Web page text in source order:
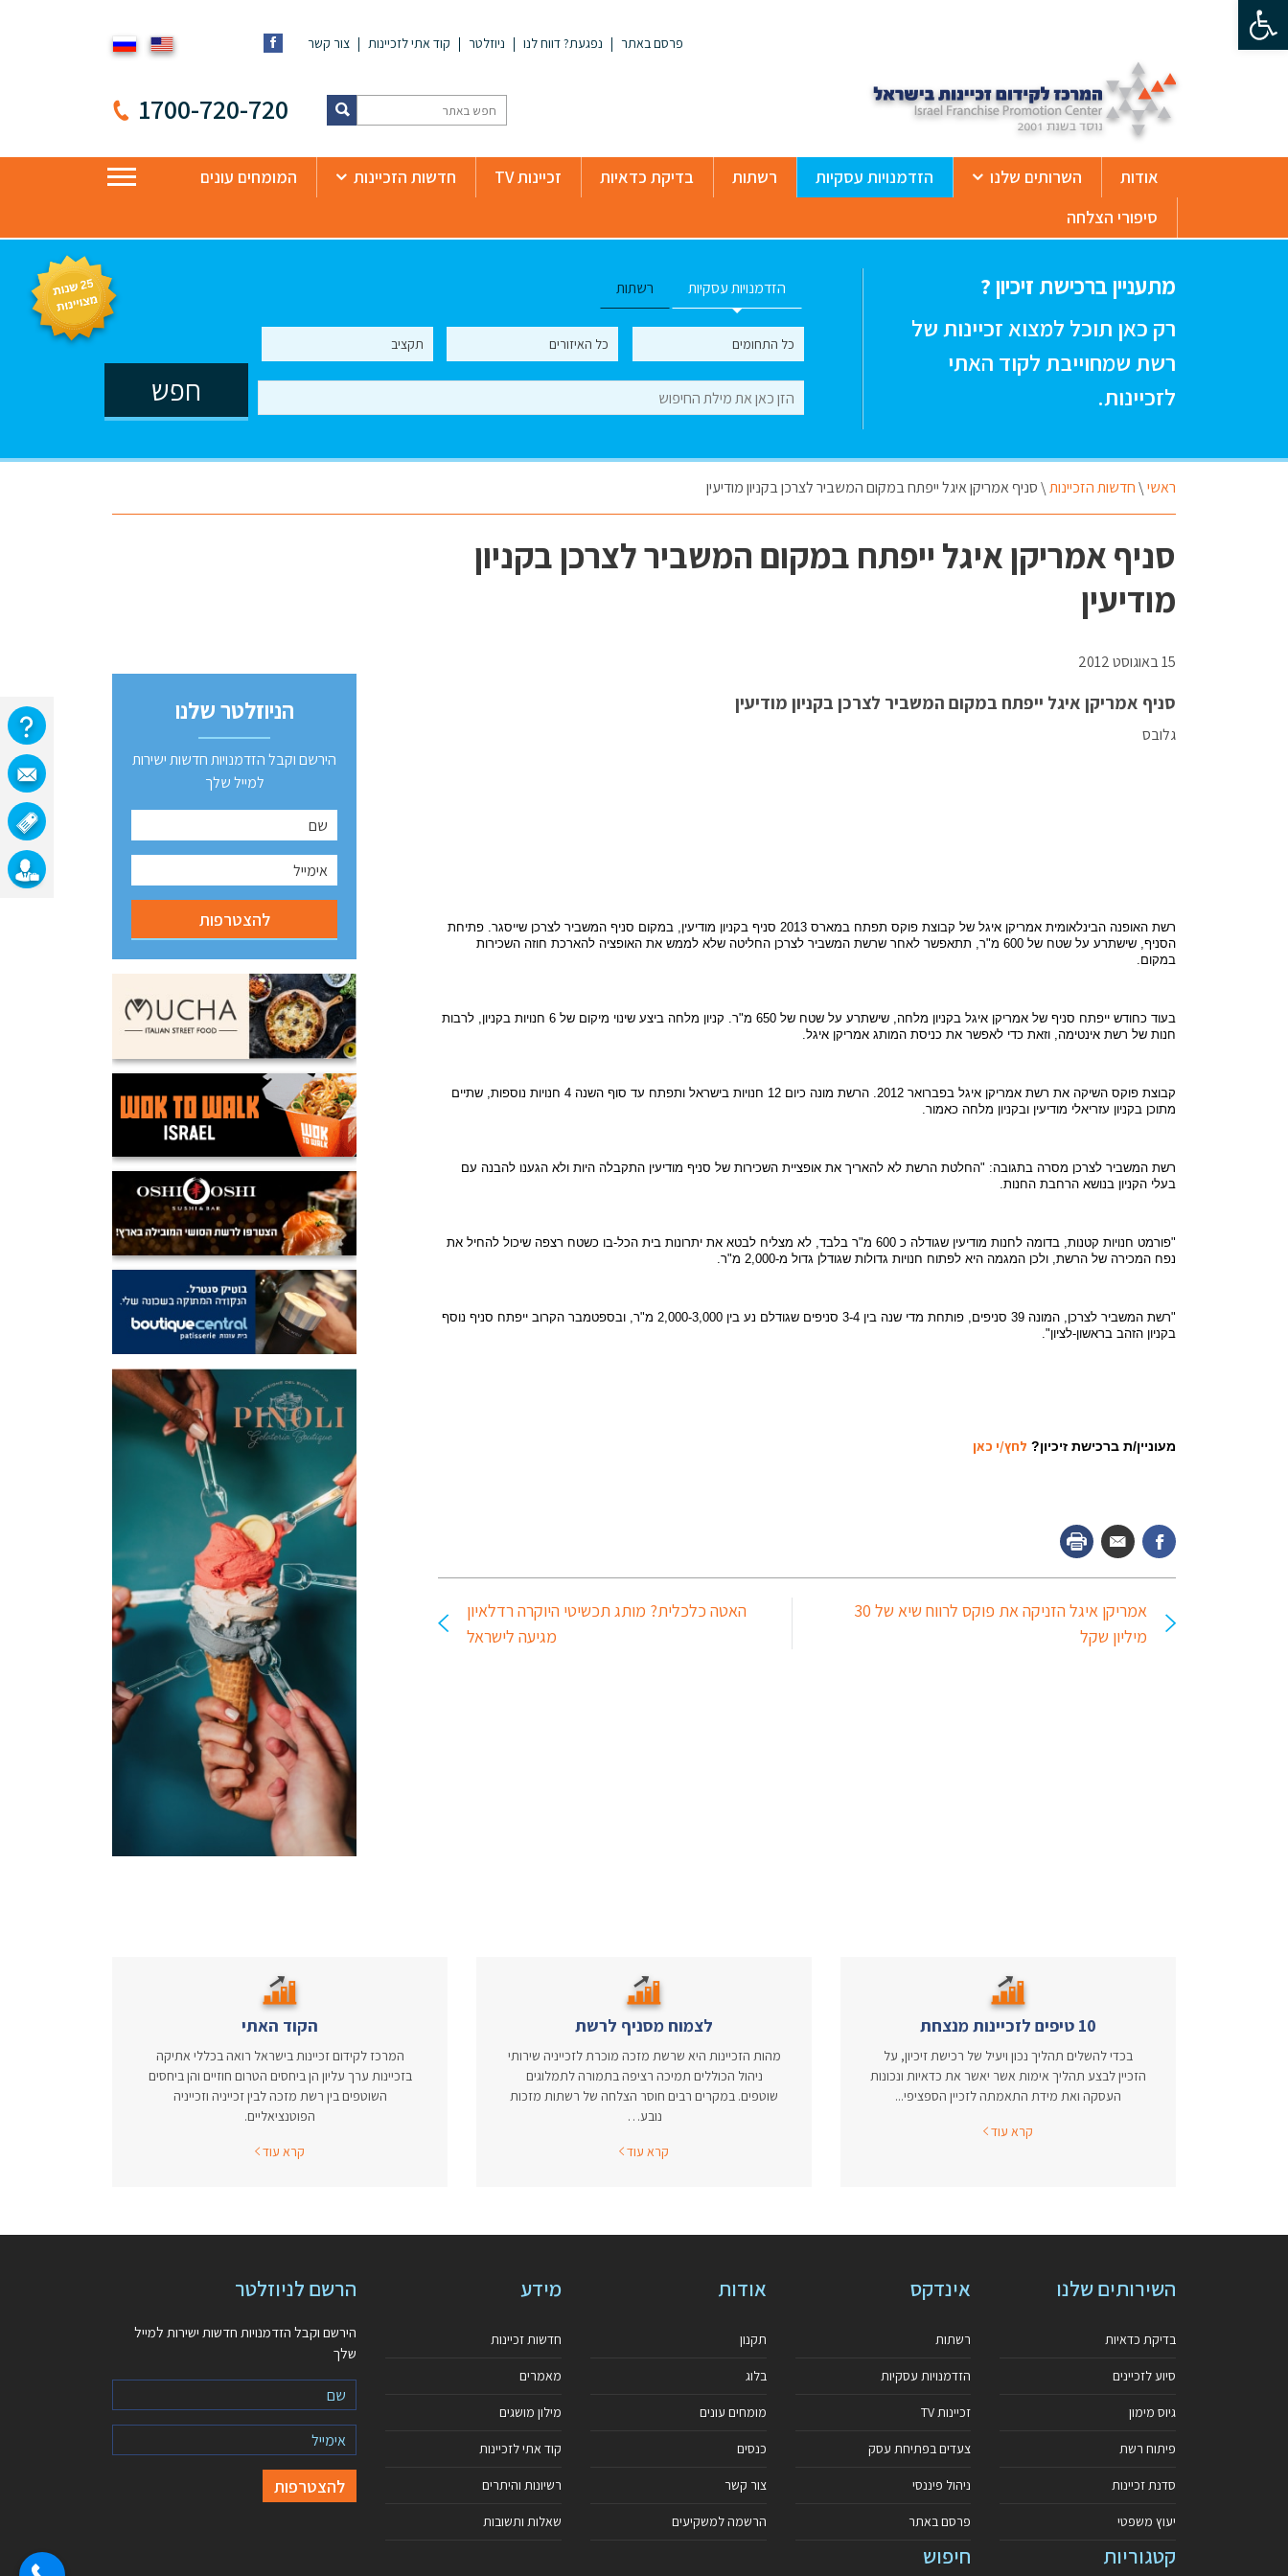
פתח סרגל נגישות
פרסם באתר נפגעת? דווח לנו ניוזלטר קוד אתי לזכיינות צור קשר
1700-720-720
אודות השרותים שלנו הזדמנויות עסקיות רשתות בדיקת כדאיות זכיינות TV חדשות הזכיינות
המומחים עונים
סיפורי הצלחה
מתעניין ברכישת זיכיון ?
רק כאן תוכל למצוא זכיינות של
רשת שמחוייבת לקוד האתי
לזכיינות.
הזדמנויות עסקיות רשתות
ראשי\חדשות הזכיינות\סניף אמריקן איגל ייפתח במקום המשביר לצרכן בקניון מודיעין
סניף אמריקן איגל ייפתח במקום המשביר לצרכן בקניון
מודיעין
15 באוגוסט 2012
סניף אמריקן איגל ייפתח במקום המשביר לצרכן בקניון מודיעין
גלובס
רשת האופנה הבינלאומית אמריקן איגל של קבוצת פוקס תפתח במארס 2013 סניף בקניון מודיעין, במקום סניף המשביר לצרכן שייסגר. פתיחת
הסניף, שישתרע על שטח של 600 מ"ר, תתאפשר לאחר שרשת
המשביר לצרכן החליטה שלא לממש את האופציה להארכת חוזה השכירות
במקום.‏
בעוד כחודש ייפתח סניף של אמריקן איגל בקניון מלחה, שישתרע על שטח של 650 מ"ר .
קניון מלחה ביצע שינוי מיקום של 6 חנויות בקניון, לרבות
חנות של רשת אינטימה, וזאת כדי לאפשר את כניסת המותג אמריקן איגל.‏
קבוצת פוקס השיקה את רשת אמריקן איגל בפברואר 2012. הרשת מונה כיום 12 חנויות בישראל ותפתח עד סוף השנה 4 חנויות נוספות , שתיים
מתוכן בקניון עזריאלי מודיעין ובקניון מלחה כאמור. ‏
רשת המשביר לצרכן מסרה בתגובה: "החלטת הרשת לא להאריך את אופציית השכירות של סניף מודיעין התקבלה היות ולא הגענו להבנה עם
בעלי הקניון בנושא הרחבת החנות. ‏
"פורמט חנויות קטנות, בדומה לחנות מודיעין שגודלה כ 600 מ"ר בלבד, לא מצליח לבטא
את יתרונות בית הכל-בו כשטח רצפה שיכול להחיל את
נפח המכירה של הרשת, ולכן המגמה היא לפתוח חנויות גדולות שגודלן גדול מ-2,000 מ"ר .
"רשת המשביר לצרכן, המונה 39 סניפים, פותחת מדי שנה בין 3-4 סניפים שגודלם נע
בין 2,000-3,000 מ"ר, ובספטמבר הקרוב ייפתח סניף נוסף
בקניון הזהב בראשון-לציון".‏
מעוניין/ת ברכישת זיכיון? לחץ/י כאן
אמריקן איגל הזניקה את פוקס לרווח שיא של 30
מיליון שקל
האטה כלכלית? מותג תכשיטי היוקרה רדלאיון
מגיעה לישראל
הניוזלטר שלנו
הירשם וקבל הזדמנויות חדשות ישירות
למייל שלך
10 טיפים לזכיינות מנצחת
בכדי להשלים תהליך נכון ויעיל של רכישת זיכיון, על
הזכיין לבצע תהליך אימות אשר יאשר את כדאיות ונכונות
העסקה ואת מידת התאמתה לזכיין הספציפי...
קרא עוד
לצמוח מסניף לרשת
מהות הזכיינות היא שרשת מזכה מוכרת לזכייניה שירותי
ניהול הכוללים תמיכה רציפה בתמורה לתמלוגים
שוטפים. במקרים רבים חוסר הצלחה של רשתות מזכות
נובע…
קרא עוד
הקוד האתי
המרכז לקידום זכיינות בישראל רואה בכללי אתיקה
בזכיינות ערך עליון הן ביחסים הטרום חוזיים והן ביחסים
השוטפים בין רשת מזכה לבין זכייניה וזכייניה
הפוטנציאליים.
קרא עוד
השירותים שלנו
בדיקת כדאיות
סיוע לזכיינים
גיוס מימון
פיתוח רשת
סדנת זכיינות
יעוץ משפטי
אינדקס
רשתות
הזדמנויות עסקיות
זכיינות TV
צעדים בפתיחת עסק
ניהול פיננסי
פרסם באתר
אודות
תקנון
בלוג
מומחים עונים
כנסים
צור קשר
הרשמה למשקיעים
מידע
חדשות זכיינות
מאמרים
מילון מושגים
קוד אתי לזכיינות
רשיונות והיתרים
שאלות ותשובות
קטגוריות חיפוש
הרשם לניוזלטר
הירשם וקבל הזדמנויות חדשות ישירות למייל
שלך